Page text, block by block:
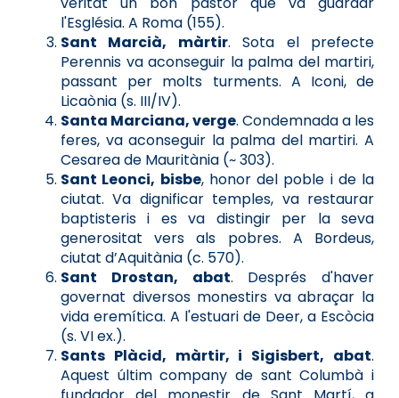
l'Església. A Roma (155).
Sant Marcià, màrtir. Sota el prefecte
Perennis va aconseguir la palma del martiri,
passant per molts turments. A Iconi, de
Licaònia (s. III/IV).
Santa Marciana, verge. Condemnada a les
feres, va aconseguir la palma del martiri. A
Cesarea de Mauritània (~ 303).
Sant Leonci, bisbe, honor del poble i de la
ciutat. Va dignificar temples, va restaurar
baptisteris i es va distingir per la seva
generositat vers als pobres. A Bordeus,
ciutat d’Aquitània (c. 570).
Sant Drostan, abat. Després d'haver
governat diversos monestirs va abraçar la
vida eremítica. A l'estuari de Deer, a Escòcia
(s. VI ex.).
Sants Plàcid, màrtir, i Sigisbert, abat.
Aquest últim company de sant Columbà i